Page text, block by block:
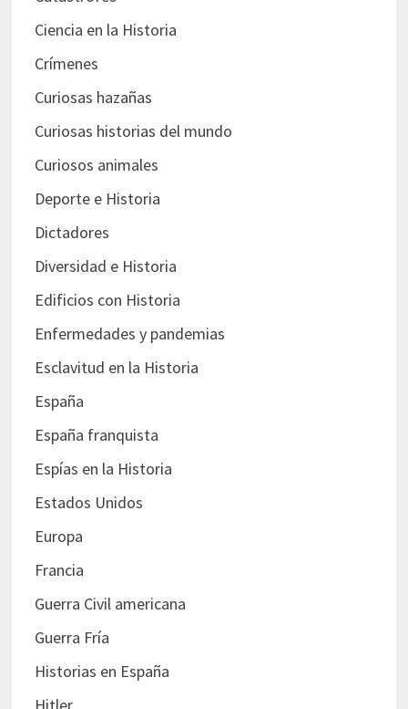
Ciencia en la Historia
Crímenes
Curiosas hazañas
Curiosas historias del mundo
Curiosos animales
Deporte e Historia
Dictadores
Diversidad e Historia
Edificios con Historia
Enfermedades y pandemias
Esclavitud en la Historia
España
España franquista
Espías en la Historia
Estados Unidos
Europa
Francia
Guerra Civil americana
Guerra Fría
Historias en España